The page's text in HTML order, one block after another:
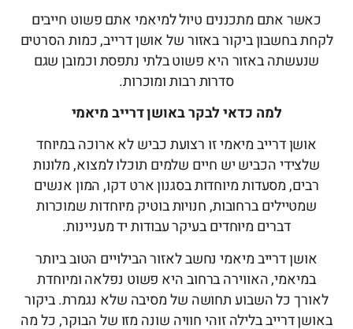
כאשר אתם מתכננים טיול למיאמי אתם פשוט חייבים
לקחת בחשבון ביקור באזור של אושן דרייב, כמות הסרטים
שנעשתה באזור היא פשוט בלתי נתפסת וכמובן שגם
סדרות רבות ומוכרות.
למה כדאי לבקר באושן דרייב מיאמי
אושן דרייב מיאמי זו רצועת כביש לא ארוכה במיוחד
שלצידי הכביש יש חיים שלמים תוכלו למצוא, מלונות
רבים, מסעדות מיוחדות בסגנון ארט דקו, המון אנשים
שמטיילים ברחובות, חנויות בוטיק מיוחדות שמוכרות
דברים מיוחדים בעיקר עבודות יד מעניינות.
אושן דרייב מיאמי נחשב לאזור הבילויים הטוב ביותר
במיאמי, האווירה ברחוב היא פשוט נפלאה ומיוחדת
לאורך כל השבוע תחושה של מסיבה שלא נגמרת. ביקור
באושן דרייב בלילה זוהי חוויה שונה מזו של הבוקר, כל מה